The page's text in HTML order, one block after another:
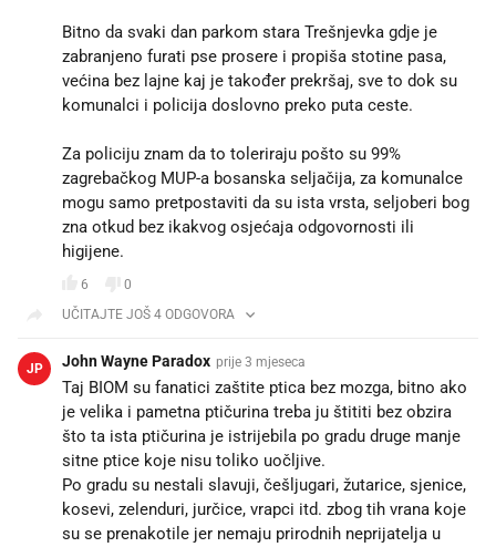
Bitno da svaki dan parkom stara Trešnjevka gdje je
zabranjeno furati pse prosere i propiša stotine pasa,
većina bez lajne kaj je također prekršaj, sve to dok su
komunalci i policija doslovno preko puta ceste.
Za policiju znam da to toleriraju pošto su 99%
zagrebačkog MUP-a bosanska seljačija, za komunalce
mogu samo pretpostaviti da su ista vrsta, seljoberi bog
zna otkud bez ikakvog osjećaja odgovornosti ili
higijene.
6
0
UČITAJTE JOŠ 4 ODGOVORA
JP John Wayne Paradox prije 3 mjeseca
Taj BIOM su fanatici zaštite ptica bez mozga, bitno ako
je velika i pametna ptičurina treba ju štititi bez obzira
što ta ista ptičurina je istrijebila po gradu druge manje
sitne ptice koje nisu toliko uočljive.
Po gradu su nestali slavuji, češljugari, žutarice, sjenice,
kosevi, zelenduri, jurčice, vrapci itd. zbog tih vrana koje
su se prenakotile jer nemaju prirodnih neprijatelja u